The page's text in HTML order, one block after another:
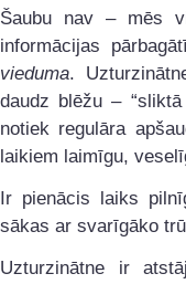
Šaubu nav – mēs
informācijas
vieduma.
daudz blēžu –
notiek regulāra
laikiem laimīgu,
Ir pienācis laiks
sākas ar svarīgāko
Uzturzinātne ir